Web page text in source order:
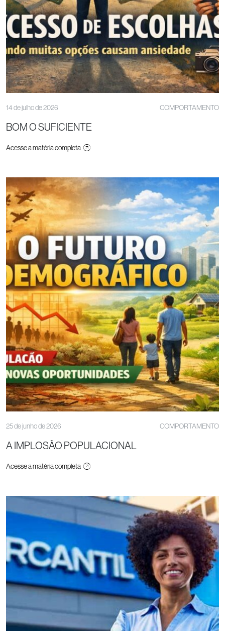
14 de julho de 2026 COMPORTAMENTO
BOM O SUFICIENTE
Acesse a matéria completa
25 de junho de 2026 COMPORTAMENTO
A IMPLOSÃO POPULACIONAL
Acesse a matéria completa